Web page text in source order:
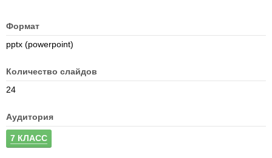
Формат
pptx (powerpoint)
Количество слайдов
24
Аудитория
7 КЛАСС